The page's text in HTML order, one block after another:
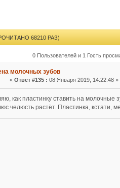
68210 РАЗ)
0 Пользователей и 1 Гость
молочных зубов
« Ответ #135 : 08 Января 2019, 14:22:48 »
как пластинку ставить на
челюсть растёт. Пластинка, кстати,